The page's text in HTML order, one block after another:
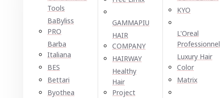
Tools
BaByliss
PRO
Barba
Italiana
BES
Bettari
Byothea
GAMMAPIU
HAIR
COMPANY
HAIRWAY
Healthy
Hair
Project
KYO
L'Oreal
Professionnel
Luxury Hair
Color
Matrix